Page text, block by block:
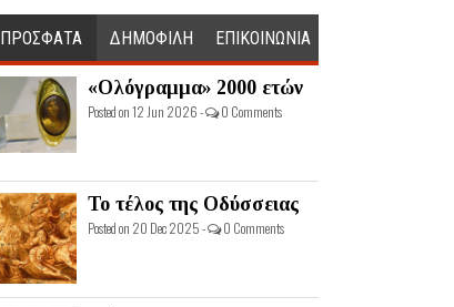
ΠΡΟΣΦΑΤΑ ΔΗΜΟΦΙΛΗ ΕΠΙΚΟΙΝΩΝΙΑ
«Ολόγραμμα» 2000 ετών
Posted on 12 Jun 2026 - 0 Comments
Το τέλος της Οδύσσειας
Posted on 20 Dec 2025 - 0 Comments